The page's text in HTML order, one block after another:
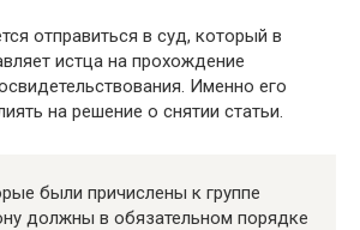
отправиться в суд, который в
истца на прохождение
Именно его
на решение о снятии статьи.
были причислены к группе
должны в обязательном порядке